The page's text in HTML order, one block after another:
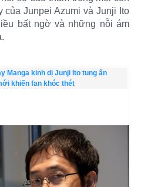
Junpei Azumi và Junji Ito
bất ngờ và những nỗi ám
Manga kinh dị Junji Ito tung ấn
khiến fan khóc thét